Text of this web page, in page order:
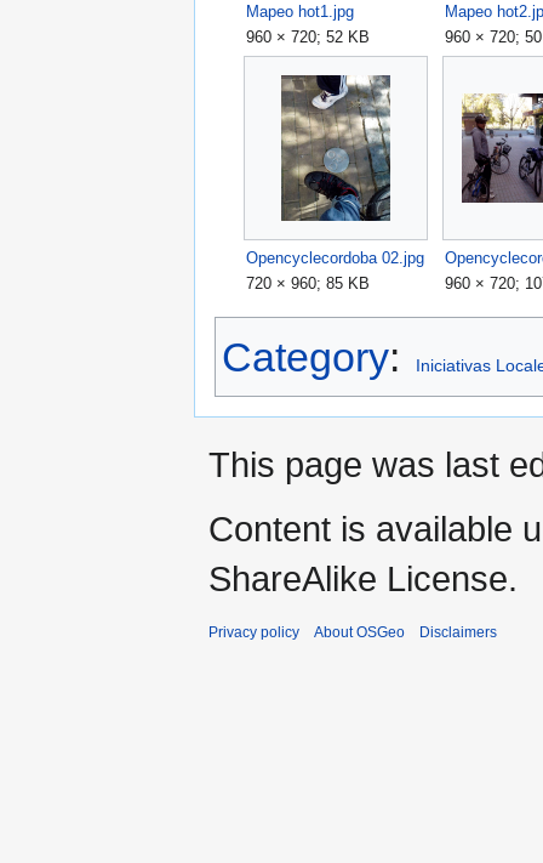
Mapeo hot1.jpg
960 × 720; 52 KB
Mapeo
960 × 720;
Opencyclecordoba 02.jpg
720 × 960; 85 KB
960 × 720;
Category: Iniciativas
This page was last
Content is available
ShareAlike License.
Privacy policy About OSGeo Disclaimers